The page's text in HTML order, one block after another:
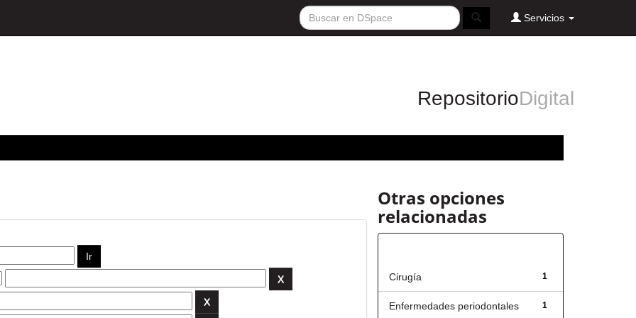
Servicios
RepositorioDigital
Otras opciones
relacionadas
1
Cirugía
1
Enfermedades periodontales